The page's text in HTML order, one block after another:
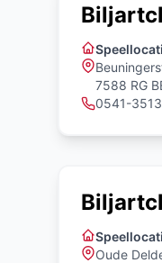
7588 RG
0541-
Oude